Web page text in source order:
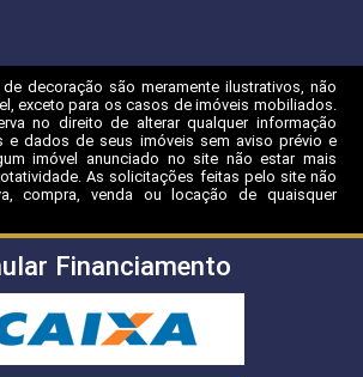
decoração são meramente ilustrativos, não
exceto para os casos de imóveis mobiliados.
no direito de alterar qualquer informação
e dados de seus imóveis sem aviso prévio e
imóvel anunciado no site não estar mais
As solicitações feitas pelo site não
compra, venda ou locação de quaisquer
Financiamento